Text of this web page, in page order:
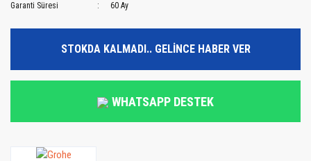
Garanti Süresi
60 Ay
STOKDA KALMADI.. GELİNCE HABER VER
WHATSAPP DESTEK